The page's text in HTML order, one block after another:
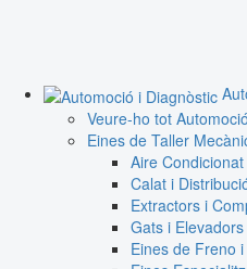
Veure-ho tot
Eines de Taller
Aire
Calat i
Extractors i
Gats i Elevadors
Eines de Freno